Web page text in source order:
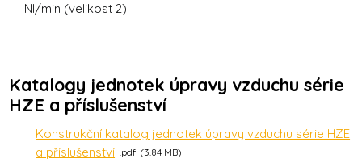
Nl/min (velikost 2)
Katalogy jednotek úpravy vzduchu série
HZE a příslušenství
Konstrukční katalog jednotek úpravy vzduchu série HZE
a příslušenství pdf 3.84 MB